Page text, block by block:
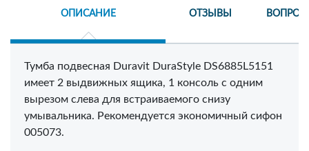
ОПИСАНИЕ ОТЗЫВЫ
Тумба подвесная Duravit DuraStyle DS6885L5151
имеет 2 выдвижных ящика, 1 консоль с одним
вырезом слева для встраиваемого снизу
умывальника. Рекомендуется экономичный сифон
005073.